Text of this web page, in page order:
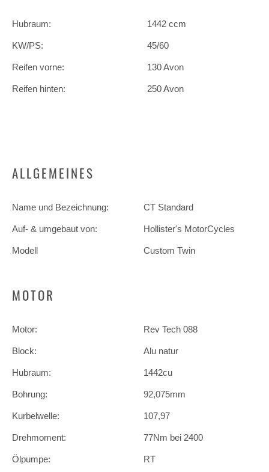
Hubraum: 1442 ccm
KW/PS: 45/60
Reifen vorne: 130 Avon
Reifen hinten: 250 Avon
ALLGEMEINES
Name und Bezeichnung: CT Standard
Auf- & umgebaut von: Hollister's MotorCycles
Modell Custom Twin
MOTOR
Motor: Rev Tech 088
Block: Alu natur
Hubraum: 1442cu
Bohrung: 92,075mm
Kurbelwelle: 107,97
Drehmoment: 77Nm bei 2400
Ölpumpe: RT